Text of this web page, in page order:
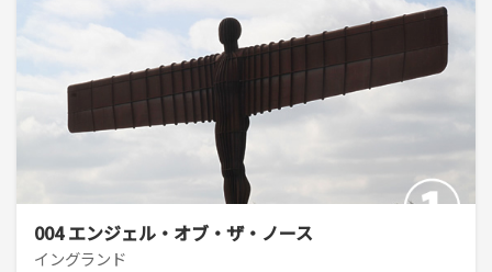
004 エンジェル・オブ・ザ・ノース
イングランド